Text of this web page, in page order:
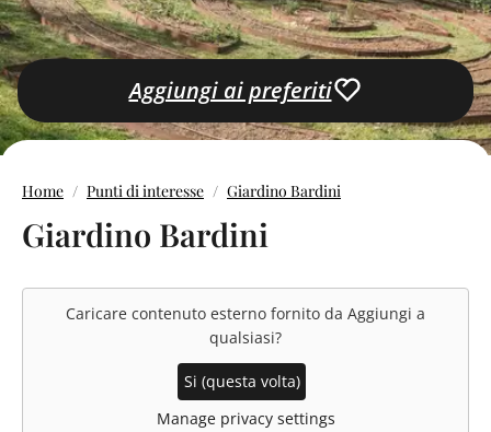
Aggiungi ai preferiti
Home Punti di interesse Giardino Bardini
Giardino Bardini
Caricare contenuto esterno fornito da Aggiungi a
qualsiasi?
Si (questa volta)
Manage privacy settings